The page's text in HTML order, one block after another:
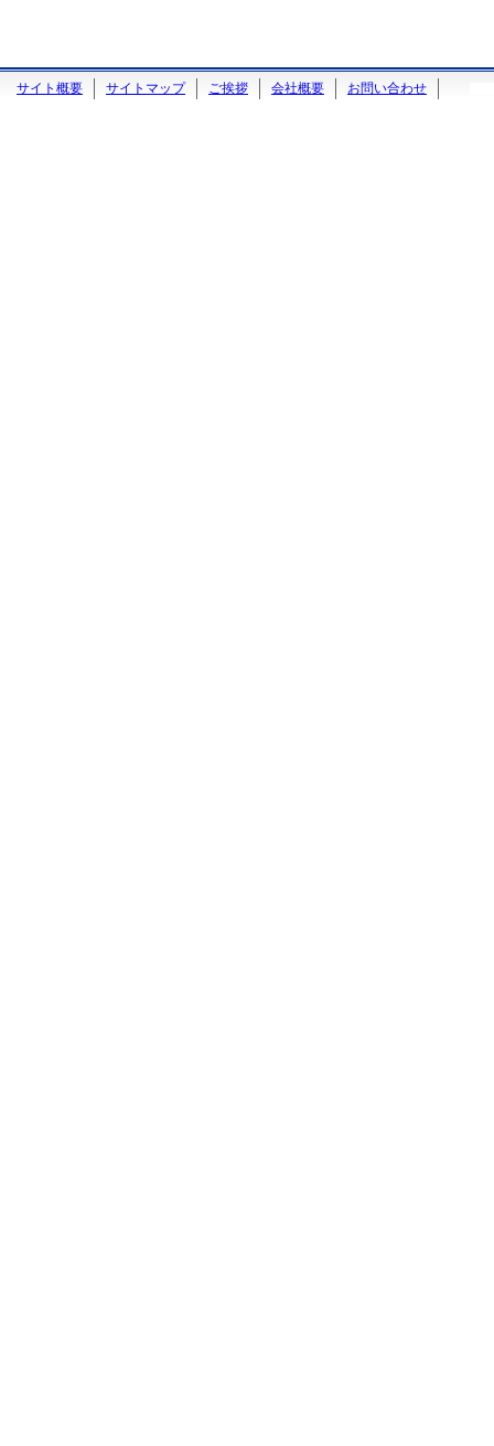
サイト概要 サイトマップ ご挨拶 会社概要 お問い合わせ